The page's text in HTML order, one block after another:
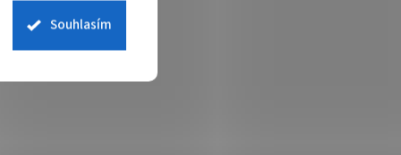
Souhlasím